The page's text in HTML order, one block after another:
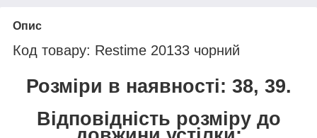
Опис
Код товару: Restime 20133 чорний
Розміри в наявності: 38, 39.
Відповідність розміру до